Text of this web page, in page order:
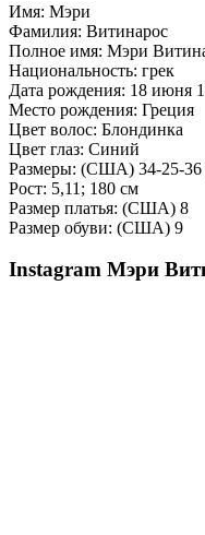
Имя: Мэри
Фамилия: Витинарос
Полное имя: Мэри
Национальность: грек
Дата рождения: 18 июня
Место рождения: Греция
Цвет волос: Блондинка
Цвет глаз: Синий
Размеры: (США) 34-25-36
Рост: 5,11; 180 см
Размер платья: (США) 8
Размер обуви: (США) 9
Instagram Мэри